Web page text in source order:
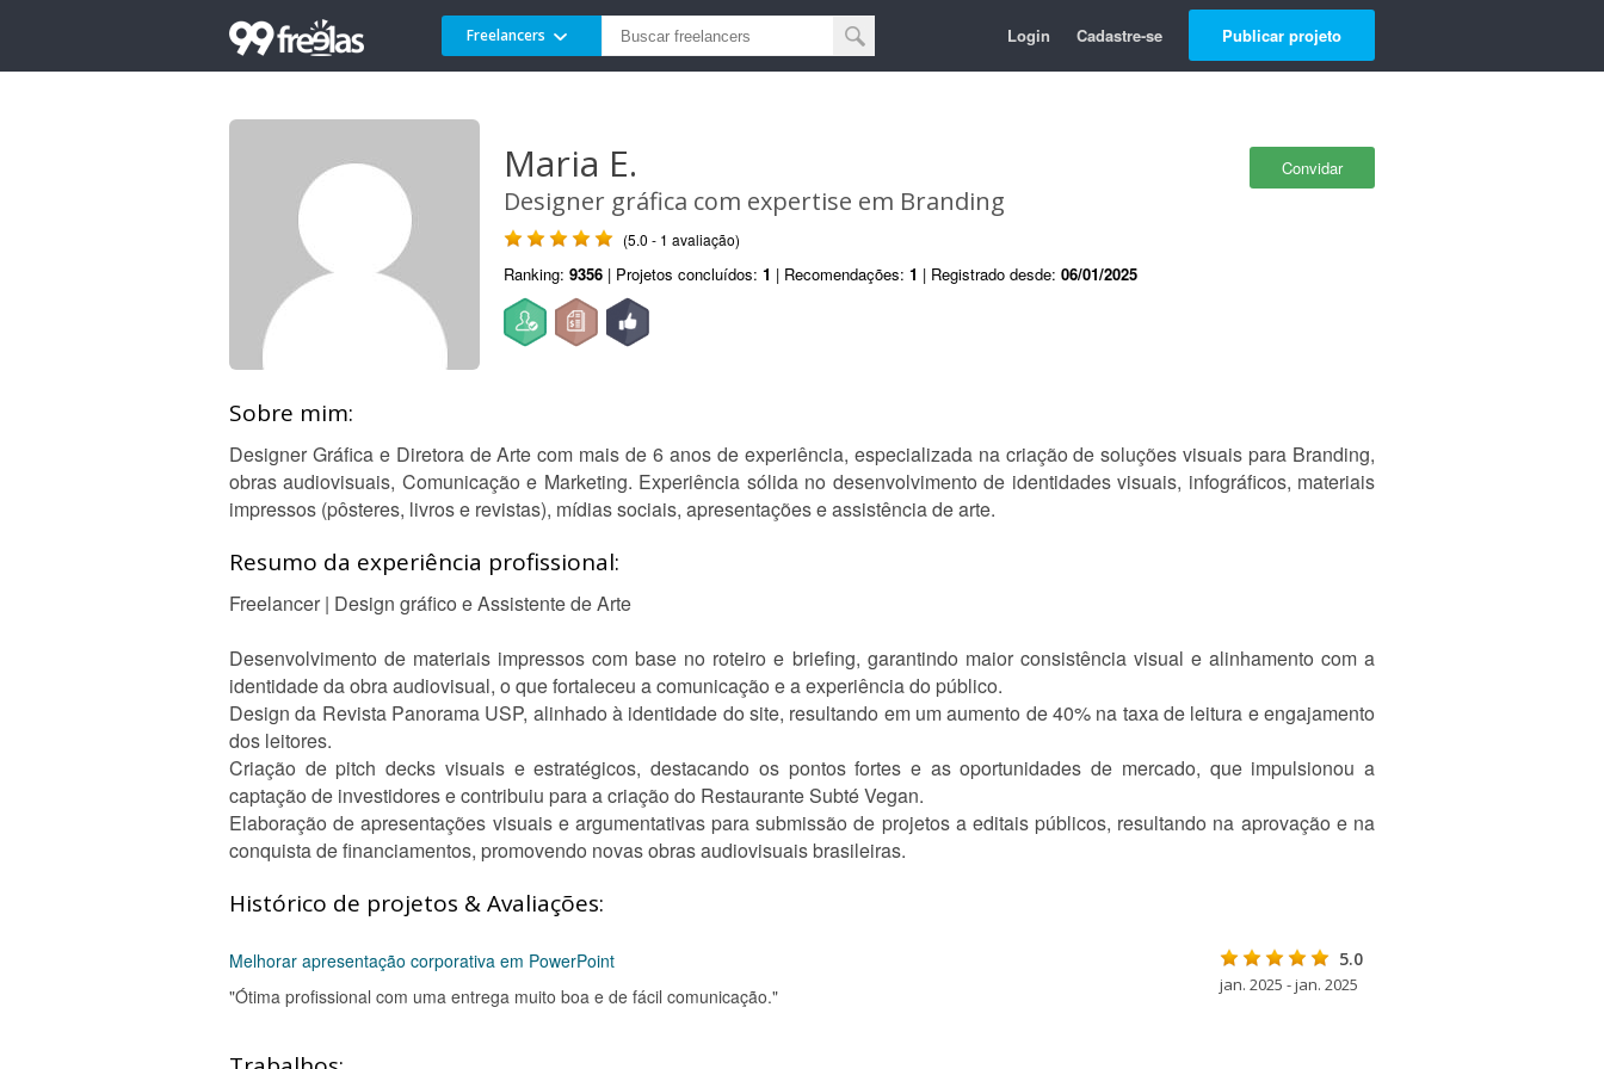
Freelancers Login Cadastre-se Publicar projeto
Convidar
Maria E.
Designer gráfica com expertise em Branding
(5.0 - 1 avaliação)
Ranking: 9356 | Projetos concluídos: 1 | Recomendações: 1 | Registrado desde: 06/01/2025
Sobre mim:
Designer Gráfica e Diretora de Arte com mais de 6 anos de experiência, especializada na criação de soluções visuais para Branding,
obras audiovisuais, Comunicação e Marketing. Experiência sólida no desenvolvimento de identidades visuais, infográficos, materiais
impressos (pôsteres, livros e revistas), mídias sociais, apresentações e assistência de arte.
Resumo da experiência profissional:
Freelancer | Design gráfico e Assistente de Arte
Desenvolvimento de materiais impressos com base no roteiro e briefing, garantindo maior consistência visual e alinhamento com a
identidade da obra audiovisual, o que fortaleceu a comunicação e a experiência do público.
Design da Revista Panorama USP, alinhado à identidade do site, resultando em um aumento de 40% na taxa de leitura e engajamento
dos leitores.
Criação de pitch decks visuais e estratégicos, destacando os pontos fortes e as oportunidades de mercado, que impulsionou a
captação de investidores e contribuiu para a criação do Restaurante Subté Vegan.
Elaboração de apresentações visuais e argumentativas para submissão de projetos a editais públicos, resultando na aprovação e na
conquista de financiamentos, promovendo novas obras audiovisuais brasileiras.
Histórico de projetos & Avaliações:
Melhorar apresentação corporativa em PowerPoint
"Ótima profissional com uma entrega muito boa e de fácil comunicação."
5.0
jan. 2025 - jan. 2025